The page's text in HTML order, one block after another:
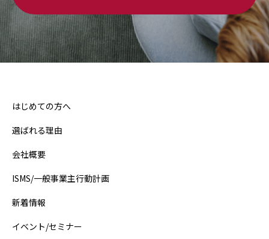
はじめての方へ
選ばれる理由
会社概要
ISMS/一般事業主行動計画
新着情報
イベント/セミナー